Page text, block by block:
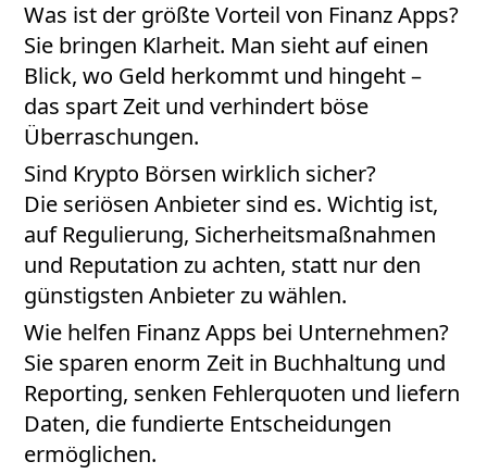
Was ist der größte Vorteil von Finanz Apps?
Sie bringen Klarheit. Man sieht auf einen
Blick, wo Geld herkommt und hingeht –
das spart Zeit und verhindert böse
Überraschungen.
Sind Krypto Börsen wirklich sicher?
Die seriösen Anbieter sind es. Wichtig ist,
auf Regulierung, Sicherheitsmaßnahmen
und Reputation zu achten, statt nur den
günstigsten Anbieter zu wählen.
Wie helfen Finanz Apps bei Unternehmen?
Sie sparen enorm Zeit in Buchhaltung und
Reporting, senken Fehlerquoten und liefern
Daten, die fundierte Entscheidungen
ermöglichen.